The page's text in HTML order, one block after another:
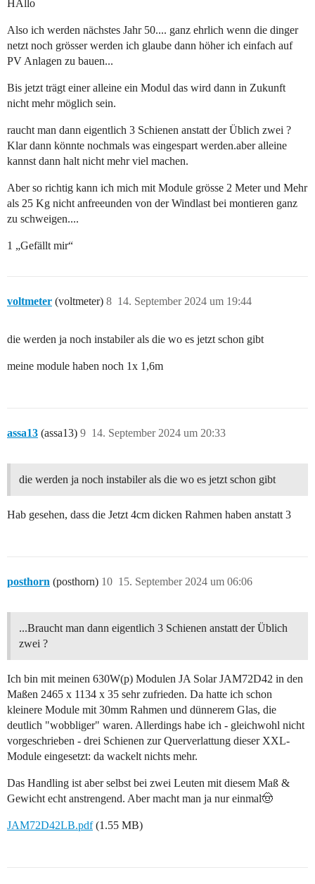
HAllo
Also ich werden nächstes Jahr 50.... ganz ehrlich wenn die dinger
netzt noch grösser werden ich glaube dann höher ich einfach auf
PV Anlagen zu bauen...
Bis jetzt trägt einer alleine ein Modul das wird dann in Zukunft
nicht mehr möglich sein.
raucht man dann eigentlich 3 Schienen anstatt der Üblich zwei ?
Klar dann könnte nochmals was eingespart werden.aber alleine
kannst dann halt nicht mehr viel machen.
Aber so richtig kann ich mich mit Module grösse 2 Meter und Mehr
als 25 Kg nicht anfreeunden von der Windlast bei montieren ganz
zu schweigen....
1 „Gefällt mir“
voltmeter (voltmeter) 14. September 2024 um 19:44
8
die werden ja noch instabiler als die wo es jetzt schon gibt
meine module haben noch 1x 1,6m
assa13 (assa13) 14. September 2024 um 20:33
9
die werden ja noch instabiler als die wo es jetzt schon gibt
Hab gesehen, dass die Jetzt 4cm dicken Rahmen haben anstatt 3
posthorn (posthorn) 15. September 2024 um 06:06
10
...Braucht man dann eigentlich 3 Schienen anstatt der Üblich
zwei ?
Ich bin mit meinen 630W(p) Modulen JA Solar JAM72D42 in den
Maßen 2465 x 1134 x 35 sehr zufrieden. Da hatte ich schon
kleinere Module mit 30mm Rahmen und dünnerem Glas, die
deutlich "wobbliger" waren. Allerdings habe ich - gleichwohl nicht
vorgeschrieben - drei Schienen zur Querverlattung dieser XXL-
Module eingesetzt: da wackelt nichts mehr.
Das Handling ist aber selbst bei zwei Leuten mit diesem Maß &
Gewicht echt anstrengend. Aber macht man ja nur einmal🤠
JAM72D42LB.pdf(1.55 MB)